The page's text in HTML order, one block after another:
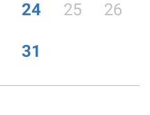
24 25 26
31